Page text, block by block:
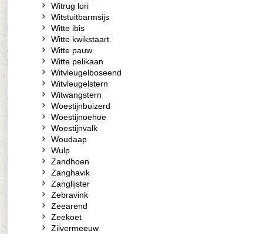
Witrug lori
Witstuitbarmsijs
Witte ibis
Witte kwikstaart
Witte pauw
Witte pelikaan
Witvleugelboseend
Witvleugelstern
Witwangstern
Woestijnbuizerd
Woestijnoehoe
Woestijnvalk
Woudaap
Wulp
Zandhoen
Zanghavik
Zanglijster
Zebravink
Zeearend
Zeekoet
Zilvermeeuw